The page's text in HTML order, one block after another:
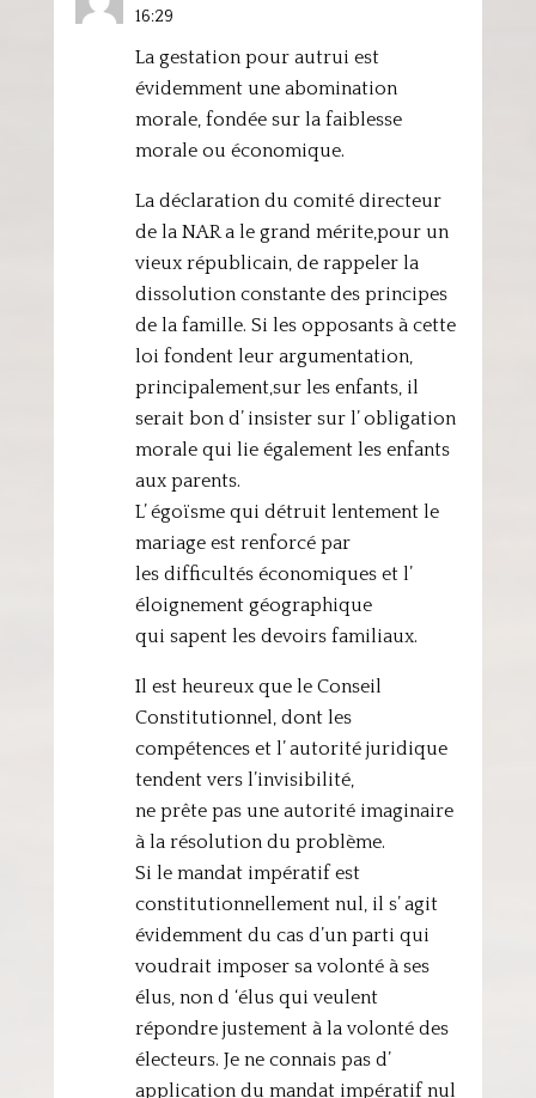
16:29
La gestation pour autrui est
évidemment une abomination
morale, fondée sur la faiblesse
morale ou économique.
La déclaration du comité directeur
de la NAR a le grand mérite,pour un
vieux républicain, de rappeler la
dissolution constante des principes
de la famille. Si les opposants à cette
loi fondent leur argumentation,
principalement,sur les enfants, il
serait bon d’ insister sur l’ obligation
morale qui lie également les enfants
aux parents.
L’ égoïsme qui détruit lentement le
mariage est renforcé par
les difficultés économiques et l’
éloignement géographique
qui sapent les devoirs familiaux.
Il est heureux que le Conseil
Constitutionnel, dont les
compétences et l’ autorité juridique
tendent vers l’invisibilité,
ne prête pas une autorité imaginaire
à la résolution du problème.
Si le mandat impératif est
constitutionnellement nul, il s’ agit
évidemment du cas d’un parti qui
voudrait imposer sa volonté à ses
élus, non d ‘élus qui veulent
répondre justement à la volonté des
électeurs. Je ne connais pas d’
application du mandat impératif nul